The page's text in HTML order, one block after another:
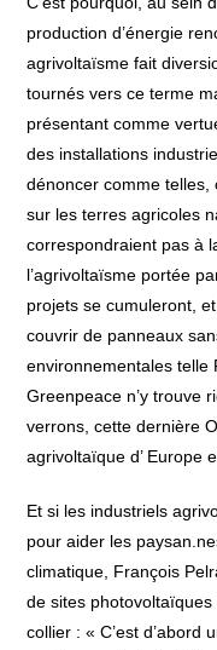
production d’énergie
agrivoltaïsme fait
tournés vers ce terme
présentant comme
des installations
dénoncer comme telles,
sur les terres agricoles
correspondraient pas à
l’agrivoltaïsme portée
projets se cumuleront,
couvrir de panneaux
environnementales telle
Greenpeace n’y trouve
verrons, cette dernière
agrivoltaïque d’ Europe
Et si les industriels
pour aider les
climatique, François
de sites
collier : « C’est d’abord